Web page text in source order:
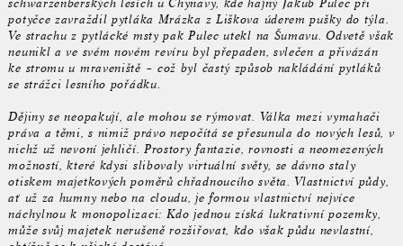
potyčce zavraždil pytláka Mrázka z Liškova úderem pušky do týla.
Ve strachu z pytlácké msty pak Pulec utekl na Šumavu. Odvetě však
neunikl a ve svém novém revíru byl přepaden, svlečen a přivázán
ke stromu u mraveniště – což byl častý způsob nakládání pytláků
se strážci lesního pořádku.
Dějiny se neopakují, ale mohou se rýmovat. Válka mezi vymahači
práva a těmi, s nimiž právo nepočítá se přesunula do nových lesů, v
nichž už nevoní jehličí. Prostory fantazie, rovnosti a neomezených
možností, které kdysi slibovaly virtuální světy, se dávno staly
otiskem majetkových poměrů chřadnoucího světa. Vlastnictví půdy,
ať už za humny nebo na cloudu, je formou vlastnictví nejvíce
náchylnou k monopolizaci: Kdo jednou získá lukrativní pozemky,
může svůj majetek nerušeně rozšiřovat, kdo však půdu nevlastní,